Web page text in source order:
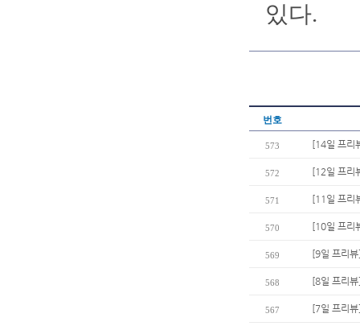
있다.
번호
573 [14일 프리
572 [12일 프리
571 [11일 프리
570 [10일 프리
569 [9일 프리
568 [8일 프리
567 [7일 프리